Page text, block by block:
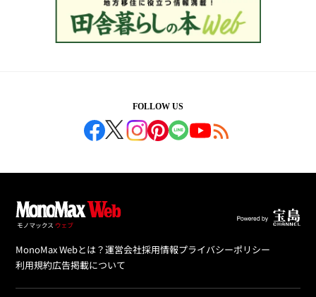
FOLLOW US
MonoMax Webとは？運営会社採用情報プライバシーポリシー
利用規約広告掲載について